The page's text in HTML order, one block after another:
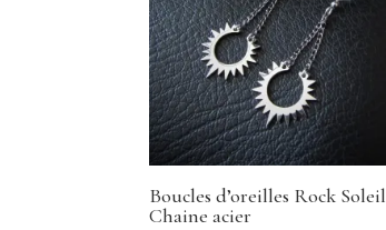
Boucles d’oreilles Rock Soleil
Chaine acier